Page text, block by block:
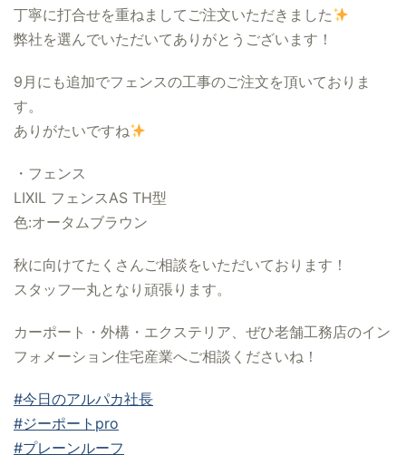
丁寧に打合せを重ねましてご注文いただきました
弊社を選んでいただいてありがとうございます！
9月にも追加でフェンスの工事のご注文を頂いておりま
す。
ありがたいですね
・フェンス
LIXIL フェンスAS TH型
色:オータムブラウン
秋に向けてたくさんご相談をいただいております！
スタッフ一丸となり頑張ります。
カーポート・外構・エクステリア、ぜひ老舗工務店のイン
フォメーション住宅産業へご相談くださいね！
#今日のアルパカ社長
#ジーポートpro
#プレーンルーフ